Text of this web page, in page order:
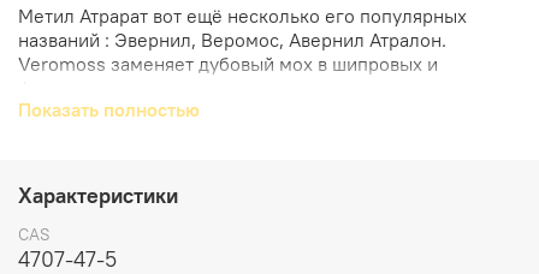
Метил Атрарат вот ещё несколько его популярных
названий : Эвернил, Веромос, Авернил Атралон.
Veromoss заменяет дубовый мох в шипровых и
не ограничено. Очень эффективная молекула даже в
более глубокий оттенок. Экстракцию натурального
Evernyl можно производить из абсолюта дубового мха и
масла листьев африканской сливы. Был открыт в 1968г.
В парфюмерии устойчив. Субстантивность: 400 часов.
Показать полностью
Характеристики
CAS
4707-47-5